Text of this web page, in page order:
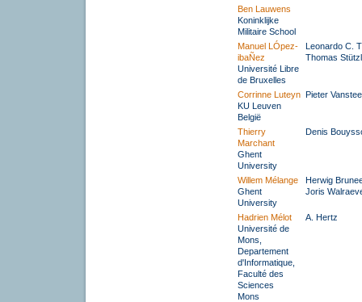
Ben Lauwens
Koninklijke
Militaire School
Manuel LÓpez-
ibaÑez
Université Libre
de Bruxelles
Leonardo C.
Thomas
Corrinne Luteyn
KU Leuven
België
Pieter
Thierry
Marchant
Ghent
University
Denis
Willem Mélange
Ghent
University
Herwig
Joris
Hadrien Mélot
Université de
Mons,
Departement
d'Informatique,
Faculté des
Sciences
Mons
A. Hertz